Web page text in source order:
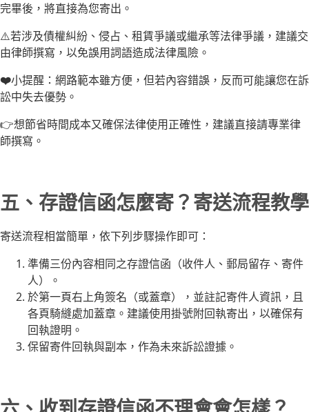
完畢後，將直接為您寄出。
⚠️若涉及債權糾紛、侵占、租賃爭議或繼承等法律爭議，建議交
由律師撰寫，以免誤用詞語造成法律風險。
❤️小提醒：網路範本雖方便，但若內容錯誤，反而可能讓您在訴
訟中失去優勢。
👉想節省時間成本又確保法律使用正確性，建議直接請專業律
師撰寫。
五、存證信函怎麼寄？寄送流程教學
寄送流程相當簡單，依下列步驟操作即可：
準備三份內容相同之存證信函（收件人、郵局留存、寄件
人）。
於第一頁右上角簽名（或蓋章），並註記寄件人資訊，且
各頁騎縫處加蓋章。建議使用掛號附回執寄出，以確保有
回執證明。
保留寄件回執與副本，作為未來訴訟證據。